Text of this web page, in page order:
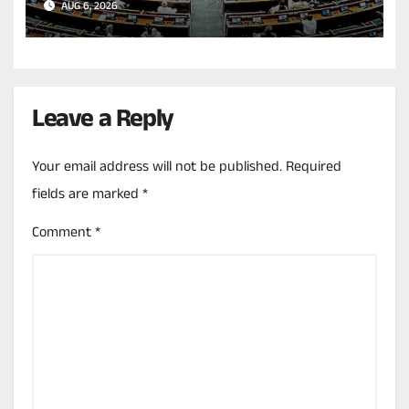
AUG 6, 2026
Leave a Reply
Your email address will not be published.Required
fields are marked*
Comment*